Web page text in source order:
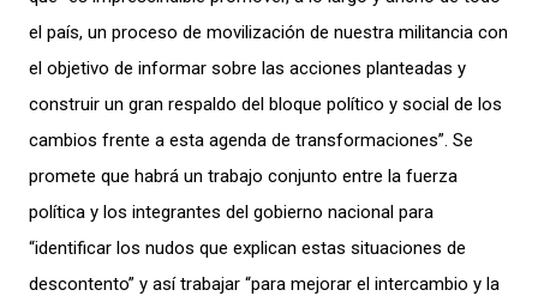
el país, un proceso de movilización de nuestra militancia con
el objetivo de informar sobre las acciones planteadas y
construir un gran respaldo del bloque político y social de los
cambios frente a esta agenda de transformaciones”. Se
promete que habrá un trabajo conjunto entre la fuerza
política y los integrantes del gobierno nacional para
“identificar los nudos que explican estas situaciones de
descontento” y así trabajar “para mejorar el intercambio y la